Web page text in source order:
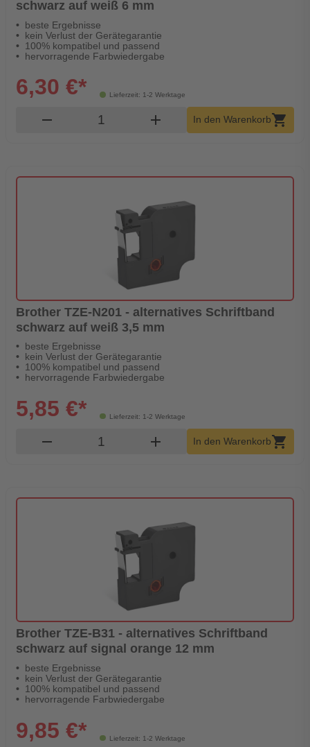
schwarz auf weiß 6 mm
beste Ergebnisse
kein Verlust der Gerätegarantie
100% kompatibel und passend
hervorragende Farbwiedergabe
Lieferzeit: 1-2 Werktage
6,30 €*
remove Produkt Warenkorb Menge
add In den Warenkorbshopping_cart
Brother TZE-N201 - alternatives Schriftband
schwarz auf weiß 3,5 mm
beste Ergebnisse
kein Verlust der Gerätegarantie
100% kompatibel und passend
hervorragende Farbwiedergabe
Lieferzeit: 1-2 Werktage
5,85 €*
remove Produkt Warenkorb Menge
add In den Warenkorbshopping_cart
Brother TZE-B31 - alternatives Schriftband
schwarz auf signal orange 12 mm
beste Ergebnisse
kein Verlust der Gerätegarantie
100% kompatibel und passend
hervorragende Farbwiedergabe
Lieferzeit: 1-2 Werktage
9,85 €*